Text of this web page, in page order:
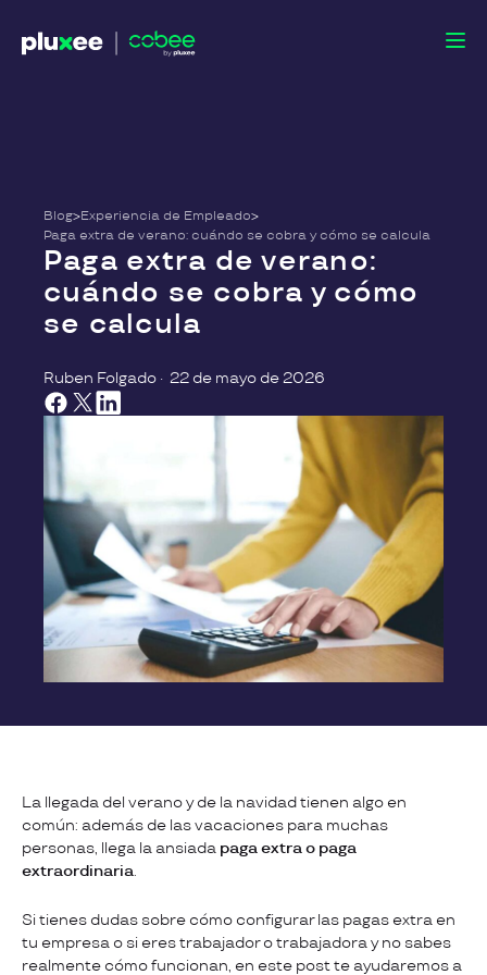
Paga extra de verano:
cuándo se cobra y cómo
se calcula
Ruben Folgado · 22 de mayo de 2026
Blog>Experiencia de Empleado>
Paga extra de verano: cuándo se cobra y cómo se calcula
La llegada del verano y de la navidad tienen algo en
común: además de las vacaciones para muchas
personas, llega la ansiada paga extra o paga
extraordinaria.
Si tienes dudas sobre cómo configurar las pagas extra en
tu empresa o si eres trabajador o trabajadora y no sabes
realmente cómo funcionan, en este post te ayudaremos a